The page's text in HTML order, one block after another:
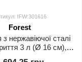
!FW:301616
Forest
нержавіючої сталі
3 л (Ø 16 см),